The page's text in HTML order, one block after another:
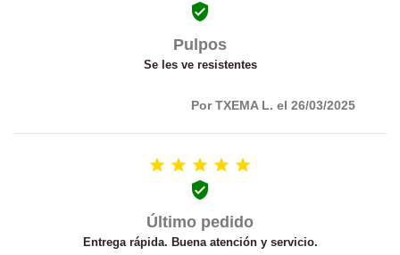

Pulpos
Se les ve resistentes
Por TXEMA L. el 26/03/2025
    

Último pedido
Entrega rápida. Buena atención y servicio.